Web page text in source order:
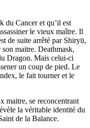
du Cancer et qu’il est
le vieux maître. Il
de suite arrêté par Shiryū,
maitre. Deathmask,
Dragon. Mais celui-ci
un coup de pied. Le
le fait tourner et le
maitre, se reconcentrant
la véritable identité du
de la Balance.